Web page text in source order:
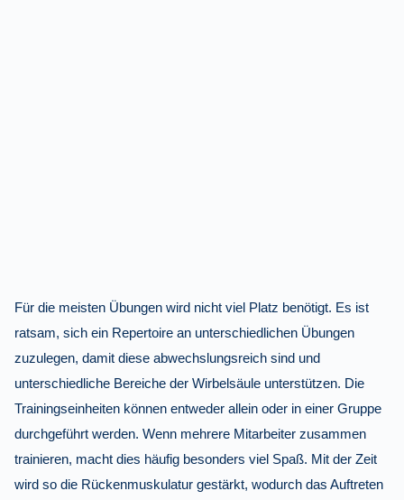
Für die meisten Übungen wird nicht viel Platz benötigt. Es ist
ratsam, sich ein Repertoire an unterschiedlichen Übungen
zuzulegen, damit diese abwechslungsreich sind und
unterschiedliche Bereiche der Wirbelsäule unterstützen. Die
Trainingseinheiten können entweder allein oder in einer Gruppe
durchgeführt werden. Wenn mehrere Mitarbeiter zusammen
trainieren, macht dies häufig besonders viel Spaß. Mit der Zeit
wird so die Rückenmuskulatur gestärkt, wodurch das Auftreten